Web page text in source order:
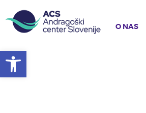
O NAS
Open toolbar